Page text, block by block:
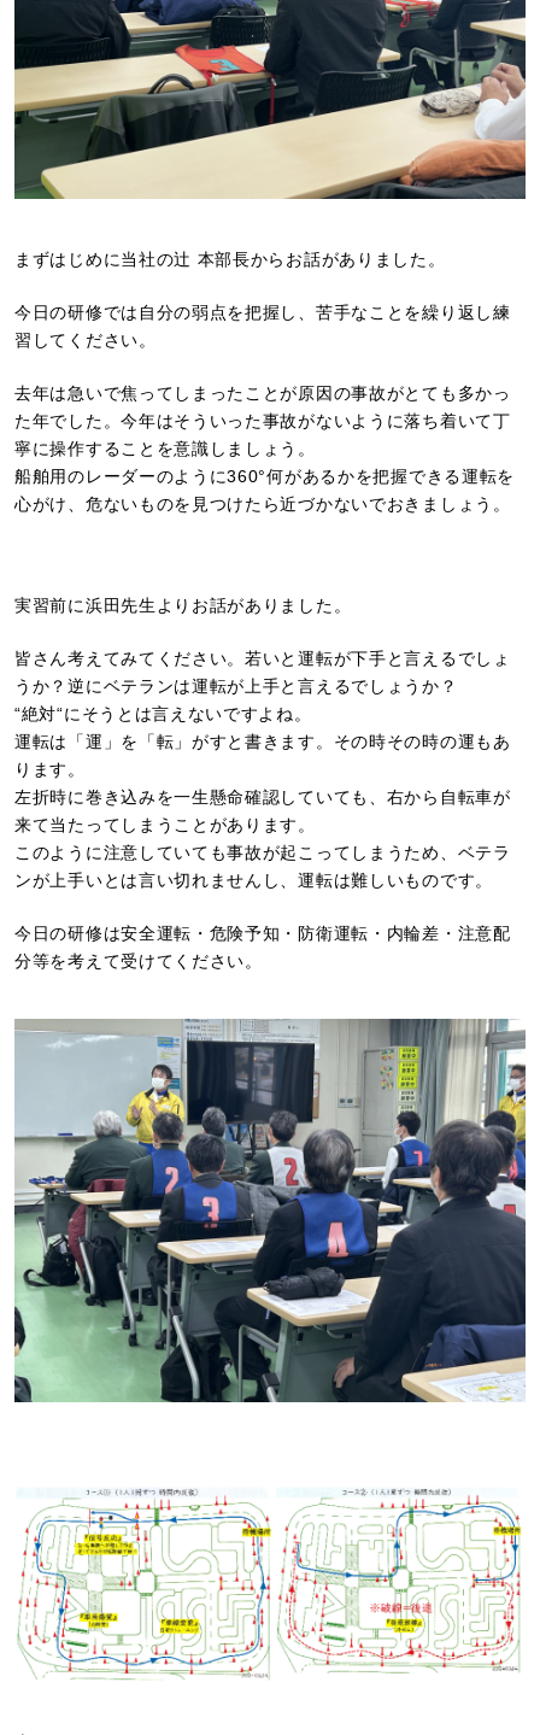
まずはじめに当社の辻 本部長からお話がありました。
今日の研修では自分の弱点を把握し、苦手なことを繰り返し練
習してください。
去年は急いで焦ってしまったことが原因の事故がとても多かっ
た年でした。今年はそういった事故がないように落ち着いて丁
寧に操作することを意識しましょう。
船舶用のレーダーのように360°何があるかを把握できる運転を
心がけ、危ないものを見つけたら近づかないでおきましょう。
実習前に浜田先生よりお話がありました。
皆さん考えてみてください。若いと運転が下手と言えるでしょ
うか？逆にベテランは運転が上手と言えるでしょうか？
“絶対“にそうとは言えないですよね。
運転は「運」を「転」がすと書きます。その時その時の運もあ
ります。
左折時に巻き込みを一生懸命確認していても、右から自転車が
来て当たってしまうことがあります。
このように注意していても事故が起こってしまうため、ベテラ
ンが上手いとは言い切れませんし、運転は難しいものです。
今日の研修は安全運転・危険予知・防衛運転・内輪差・注意配
分等を考えて受けてください。